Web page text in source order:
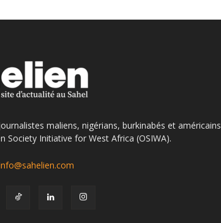
maliens, nigérians, burkinabés et
Society Initiative for West Africa (OSIWA).